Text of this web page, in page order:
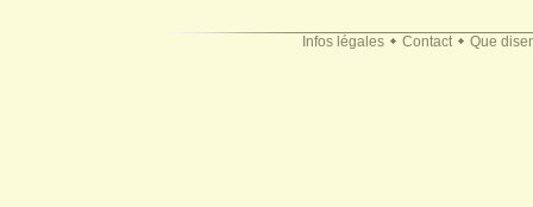
Infos légales Contact Que